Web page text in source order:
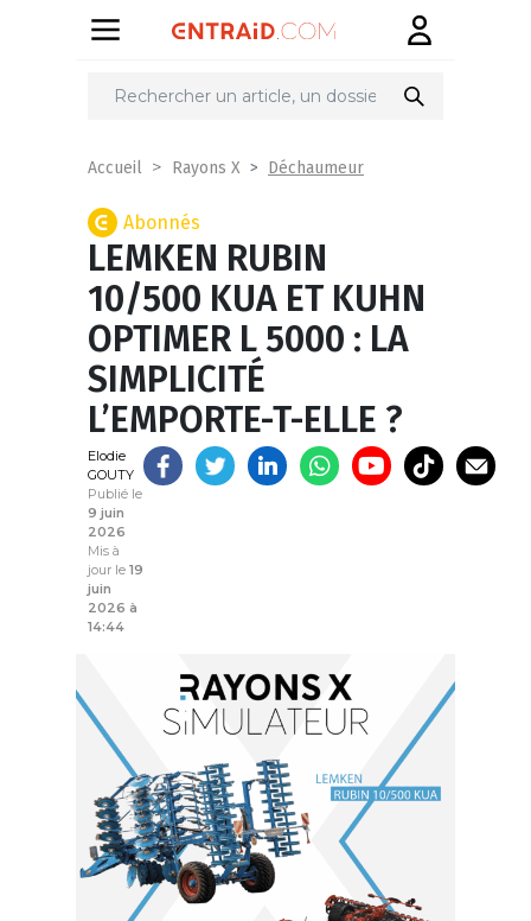
Partager
Accueil Rayons X Déchaumeur
Abonnés
LEMKEN RUBIN
10/500 KUA ET KUHN
OPTIMER L 5000 : LA
SIMPLICITÉ
L’EMPORTE-T-ELLE ?
Elodie
GOUTY
Publié le
9 juin
2026
Mis à
jour le 19
juin
2026 à
14:44